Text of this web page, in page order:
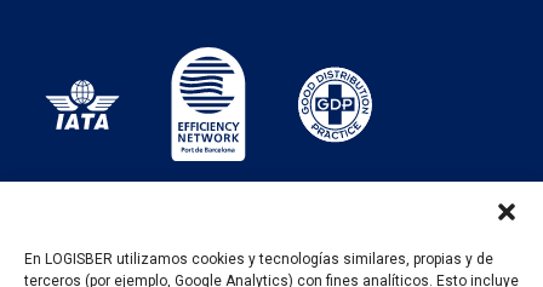
En LOGISBER utilizamos cookies y tecnologías similares, propias y de
terceros (por ejemplo, Google Analytics) con fines analíticos. Esto incluye